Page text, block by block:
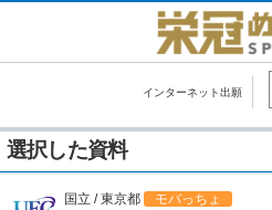
インターネット出願
選択した資料
国立 / 東京都 モバっちょ